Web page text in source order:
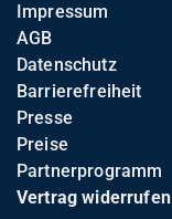
Impressum
AGB
Datenschutz
Barrierefreiheit
Presse
Preise
Partnerprogramm
Vertrag widerrufen